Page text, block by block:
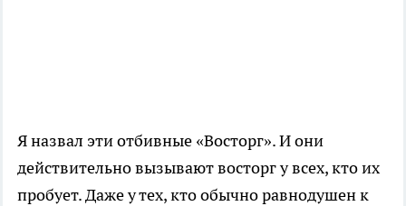
Я назвал эти отбивные «Восторг». И они
действительно вызывают восторг у всех, кто их
пробует. Даже у тех, кто обычно равнодушен к